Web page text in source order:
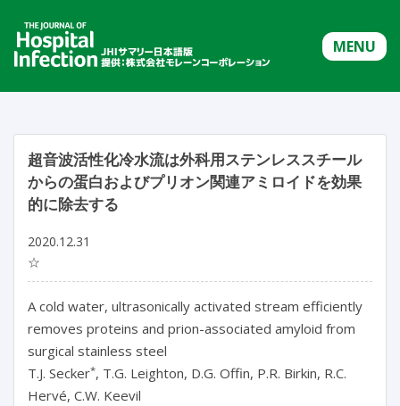
MENU
超音波活性化冷水流は外科用ステンレススチール
からの蛋白およびプリオン関連アミロイドを効果
的に除去する
2020.12.31
☆
A cold water, ultrasonically activated stream efficiently
removes proteins and prion-associated amyloid from
surgical stainless steel
T.J. Secker*, T.G. Leighton, D.G. Offin, P.R. Birkin, R.C.
Hervé, C.W. Keevil